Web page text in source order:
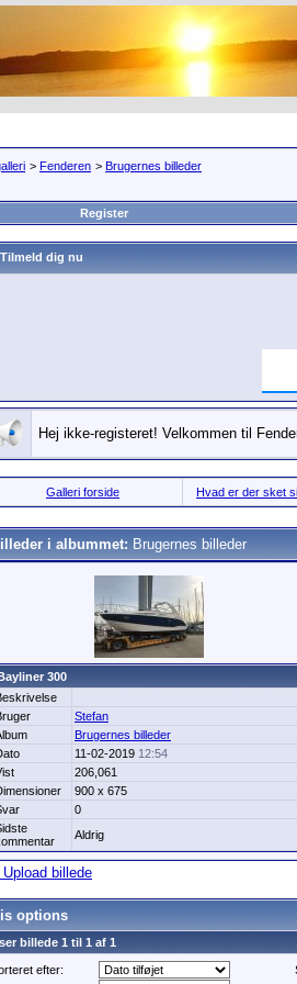
> Fenderen > Brugernes billeder
Register
dig nu
Hej ikke-registeret! Velkommen til
Galleri forside Hvad er der sket
i albummet: Brugernes billeder
300
Stefan
Brugernes billeder
11-02-2019 12:54
206,061
900 x 675
0
Aldrig
Upload billede
options
billede 1 til 1 af 1
efter: